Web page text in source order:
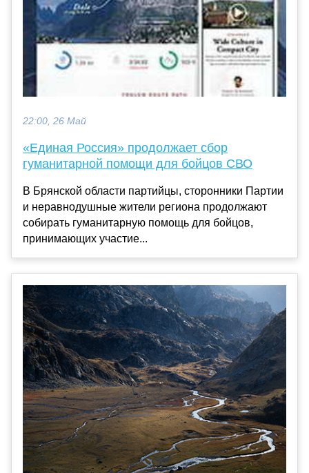
22:00, 26 Май
«Единая Россия» продолжает сбор
гуманитарной помощи для бойцов СВО
В Брянской области партийцы, сторонники Партии
и неравнодушные жители региона продолжают
собирать гуманитарную помощь для бойцов,
принимающих участие...